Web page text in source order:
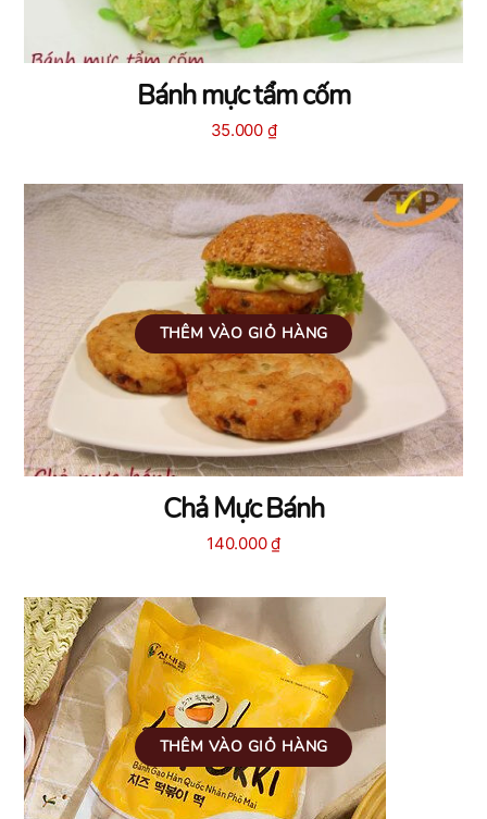
Bánh mực tẩm cốm
35.000 ₫
Chả Mực Bánh
140.000₫
THÊM VÀO GIỎ HÀNG
THÊM VÀO GIỎ HÀNG